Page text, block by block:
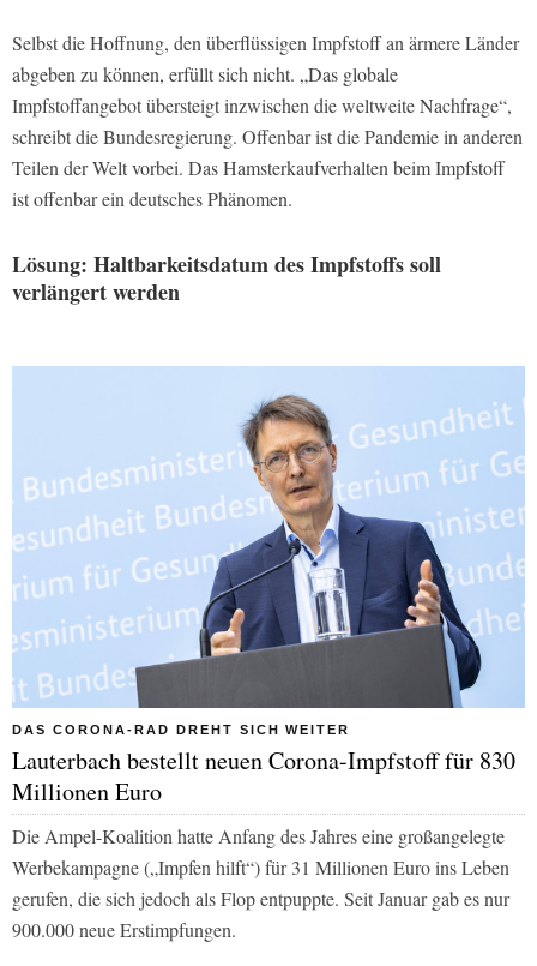
Selbst die Hoffnung, den überflüssigen Impfstoff an ärmere Länder
abgeben zu können, erfüllt sich nicht. „Das globale
Impfstoffangebot übersteigt inzwischen die weltweite Nachfrage“,
schreibt die Bundesregierung. Offenbar ist die Pandemie in anderen
Teilen der Welt vorbei. Das Hamsterkaufverhalten beim Impfstoff
ist offenbar ein deutsches Phänomen.
Lösung: Haltbarkeitsdatum des Impfstoffs soll
verlängert werden
DAS CORONA-RAD DREHT SICH WEITER
Lauterbach bestellt neuen Corona-Impfstoff für 830
Millionen Euro
Die Ampel-Koalition hatte Anfang des Jahres eine großangelegte
Werbekampagne („Impfen hilft“) für 31 Millionen Euro ins Leben
gerufen, die sich jedoch als Flop entpuppte. Seit Januar gab es nur
900.000 neue Erstimpfungen.